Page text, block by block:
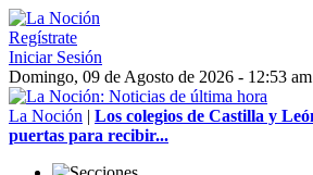
Regístrate
Iniciar Sesión
Domingo, 09 de Agosto de 2026 - 12:53 am
La Noción | Los colegios de Castilla y
puertas para recibir...